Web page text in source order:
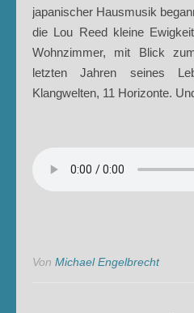
japanischer Hausmusik
die Lou Reed kleine
Wohnzimmer, mit Blick
letzten Jahren seines
Klangwelten, 11 Horizonte.
Von Michael Engelbrecht